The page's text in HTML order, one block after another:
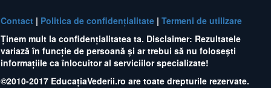
Contact | Politica de confidențialitate | Termeni de utiliza r e
Ținem mult la confidențialitatea ta. Disclaimer: Rezultatele
variază în funcție de persoană și ar trebui să nu folosești
informațiile ca înlocuitor al serviciilor specializate!
©2010-2017 EducațiaVederii.ro are toate drepturile rezervate.